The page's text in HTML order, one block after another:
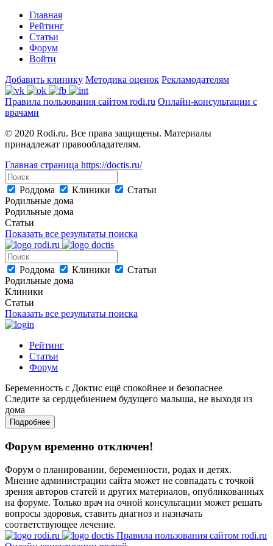
Главная
Рейтинг
Статьи
Форум
Войти
Добавить клинику Методика оценок Рекламодателям
Правила пользования сайтом rodi.ru Онлайн-консультации с
врачами
© 2020 Rodi.ru. Все права защищены. Материалы
принадлежат правообладателям.
Главная страница https://doctis.ru/
Роддома Клиники
Статьи
Родильные дома
Родильные дома
Статьи
Показать все результаты поиска
Роддома Клиники
Статьи
Родильные дома
Клиники
Статьи
Показать все результаты поиска
Рейтинг
Статьи
Форум
Беременность с Доктис ещё спокойнее и безопаснее
Следите за сердцебиением будущего малыша, не выходя из
дома
Подробнее
Форум временно отключен!
Форум о планировании, беременности, родах и детях.
Мнение администрации сайта может не совпадать с точкой
зрения авторов статей и других материалов, опубликованных
на форуме. Только врач на очной консультации может решать
вопросы здоровья, ставить диагноз и назначать
соответствующее лечение.
Правила пользования сайтом rodi.ru